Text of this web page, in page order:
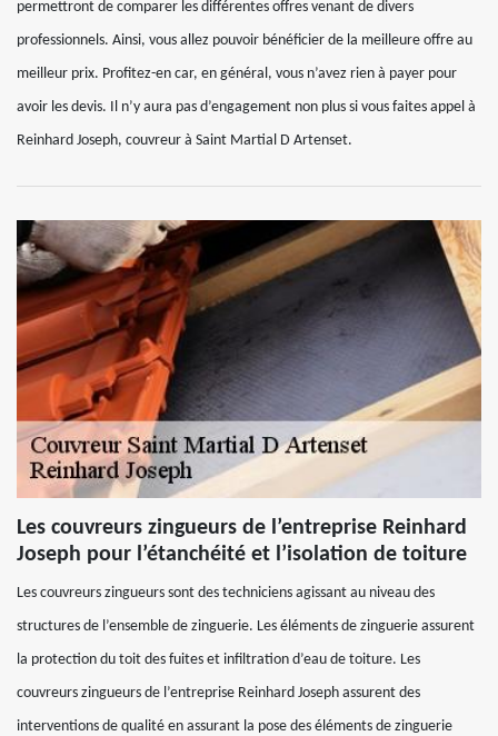
permettront de comparer les différentes offres venant de divers
professionnels. Ainsi, vous allez pouvoir bénéficier de la meilleure offre au
meilleur prix. Profitez-en car, en général, vous n’avez rien à payer pour
avoir les devis. Il n’y aura pas d’engagement non plus si vous faites appel à
Reinhard Joseph, couvreur à Saint Martial D Artenset.
Les couvreurs zingueurs de l’entreprise Reinhard
Joseph pour l’étanchéité et l’isolation de toiture
Les couvreurs zingueurs sont des techniciens agissant au niveau des
structures de l’ensemble de zinguerie. Les éléments de zinguerie assurent
la protection du toit des fuites et infiltration d’eau de toiture. Les
couvreurs zingueurs de l’entreprise Reinhard Joseph assurent des
interventions de qualité en assurant la pose des éléments de zinguerie